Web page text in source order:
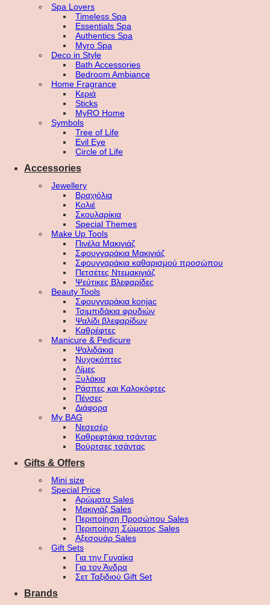
Spa Lovers
Timeless Spa
Essentials Spa
Authentics Spa
Myro Spa
Deco in Style
Bath Accessories
Bedroom Ambiance
Home Fragrance
Κεριά
Sticks
MyRO Home
Symbols
Tree of Life
Evil Eye
Circle of Life
Accessories
Jewellery
Βραχιόλια
Κολιέ
Σκουλαρίκια
Special Themes
Make Up Tools
Πινέλα Μακιγιάζ
Σφουγγαράκια Μακιγιάζ
Σφουγγαράκια καθαρισμού προσώπου
Πετσέτες Ντεμακιγιάζ
Ψεύτικες Βλεφαρίδες
Beauty Tools
Σφουγγαράκια konjac
Τσιμπιδάκια φρυδιών
Ψαλίδι βλεφαρίδων
Καθρέφτες
Manicure & Pedicure
Ψαλιδάκια
Νυχοκόπτες
Λίμες
Ξυλάκια
Ράσπες και Καλοκόφτες
Πένσες
Διάφορα
My BAG
Νεσεσέρ
Καθρεφτάκια τσάντας
Βούρτσες τσάντας
Gifts & Offers
Mini size
Special Price
Αρώματα Sales
Μακιγιάζ Sales
Περιποίηση Προσώπου Sales
Περιποίηση Σώματος Sales
Αξεσουάρ Sales
Gift Sets
Για την Γυναίκα
Για τον Άνδρα
Σετ Ταξιδιού Gift Set
Brands